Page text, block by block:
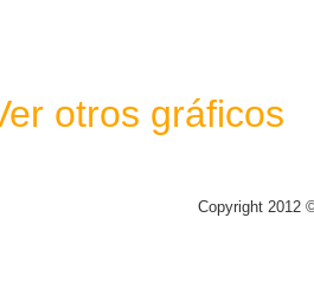
otros gráficos
Copyright 2012